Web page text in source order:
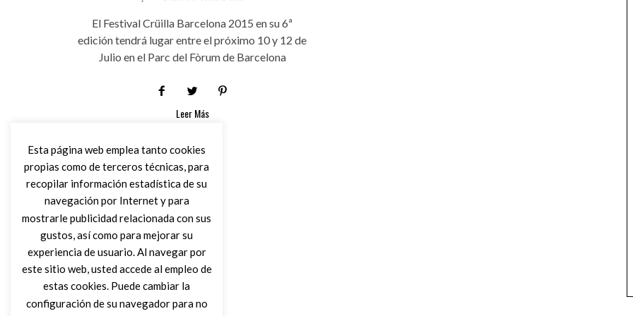
El Festival Crüilla Barcelona 2015 en su 6ª
edición tendrá lugar entre el próximo 10 y 12 de
Julio en el Parc del Fòrum de Barcelona
Leer Más
Esta página web emplea tanto cookies
propias como de terceros técnicas, para
recopilar información estadística de su
navegación por Internet y para
mostrarle publicidad relacionada con sus
gustos, así como para mejorar su
experiencia de usuario. Al navegar por
este sitio web, usted accede al empleo de
estas cookies. Puede cambiar la
configuración de su navegador para no